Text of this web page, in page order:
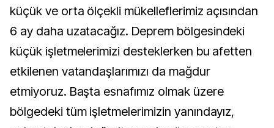
küçük ve orta ölçekli mükelleflerimiz açısından
6 ay daha uzatacağız. Deprem bölgesindeki
küçük işletmelerimizi desteklerken bu afetten
etkilenen vatandaşlarımızı da mağdur
etmiyoruz. Başta esnafımız olmak üzere
bölgedeki tüm işletmelerimizin yanındayız,